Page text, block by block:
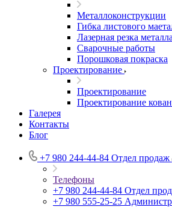
Металлоконструкции
Гибка листового
Лазерная резка металла
Сварочные работы
Порошковая покраска
Проектирование
Проектирование
Проектирование
Галерея
Контакты
Блог
+7 980 244-44-84 Отдел продаж
Телефоны
+7 980 244-44-84 Отдел
+7 980 555-25-25